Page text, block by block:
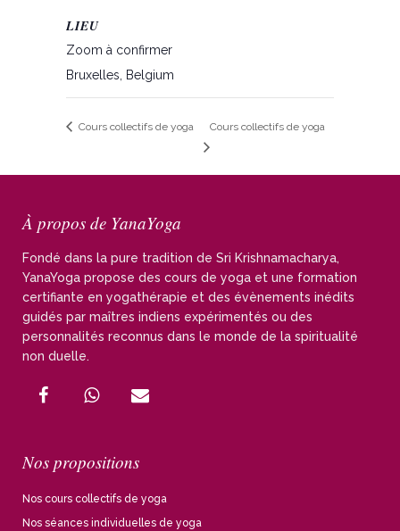
LIEU
Zoom à confirmer
Bruxelles, Belgium
Cours collectifs de yoga Cours collectifs de yoga
À propos de YanaYoga
Fondé dans la pure tradition de Sri Krishnamacharya,
YanaYoga propose des cours de yoga et une formation
certifiante en yogathérapie et des évènements inédits
guidés par maîtres indiens expérimentés ou des
personnalités reconnus dans le monde de la spiritualité
non duelle.
Nos propositions
Nos cours collectifs de yoga
Nos séances individuelles de yoga